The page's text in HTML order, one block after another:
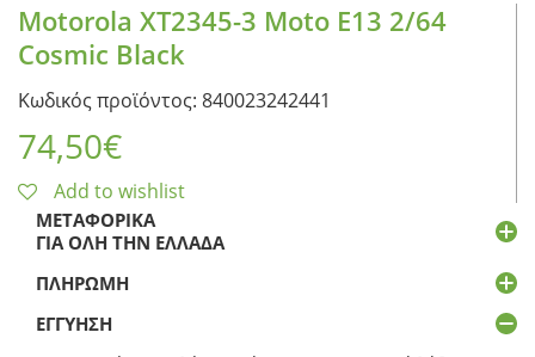
Motorola XT2345-3 Moto E13 2/64
Cosmic Black
Κωδικός προϊόντος: 840023242441
74,50€
Add to wishlist
ΜΕΤΑΦΟΡΙΚΆ
ΓΙΑ ΌΛΗ ΤΗΝ ΕΛΛΆΔΑ
ΠΛΗΡΩΜΉ
ΕΓΓΎΗΣΗ